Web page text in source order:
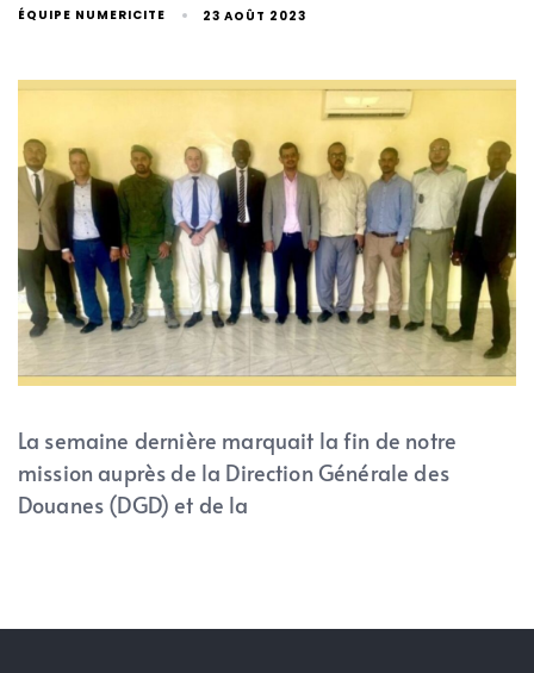
ÉQUIPE NUMERICITE 23 AOÛT 2023
La semaine dernière marquait la fin de notre
mission auprès de la Direction Générale des
Douanes (DGD) et de la